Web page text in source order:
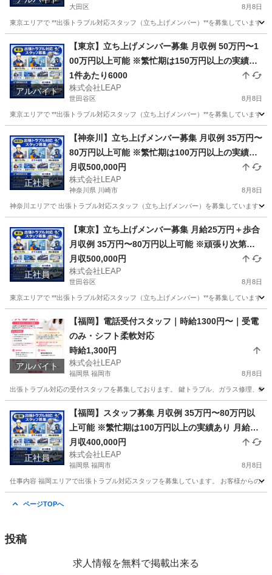
大田区 8月8日
東京エリアで **出張トラブル対応スタッフ（立ち上げメンバー）**を募集しています
その他 スタッフ
アルバイト
【東京】立ち上げメンバー募集 月収例 50万円〜1
00万円以上可能 ※繁忙期は150万円以上の実績あ
り 完全出来高制 1件あたり平均6000円 1日2〜7件
程度の対応 日収目安：12000円〜42000円
1件あたり6000
株式会社LEAP
世田谷区 8月8日
東京エリアで **出張トラブル対応スタッフ（立ち上げメンバー）**を募集しています
その他 スタッフ
正社員
【神奈川】立ち上げメンバー募集 月収例 35万円〜
80万円以上可能 ※繁忙期は100万円以上の実績あ
り 月給25万円＋歩合 頑張り次第で高収入も可能
月収500,000円
株式会社LEAP
神奈川県 川崎市 8月8日
神奈川エリアで 出張トラブル対応スタッフ（立ち上げメンバー）を募集しています
その他 トラブル
正社員
【東京】立ち上げメンバー募集 月給25万円＋歩合
月収例 35万円〜80万円以上可能 ※頑張り次第で
高収入可能 ※繁忙期は100万円以上の実績あり
月収500,000円
株式会社LEAP
世田谷区 8月8日
東京エリアで **出張トラブル対応スタッフ（立ち上げメンバー）**を募集しています
その他 トラブル
アルバイト
【福岡】電話受付スタッフ｜時給1300円〜｜受電
のみ・シフト柔軟対応
時給1,300円
株式会社LEAP
福岡県 福岡市 8月8日
出張トラブル対応の受付スタッフを募集しております。 鍵トラブル、ガラス修理、
その他 スタッフ
正社員
【福岡】スタッフ募集 月収例 35万円〜80万円以
上可能 ※繁忙期は100万円以上の実績あり 月給25
万円＋歩合 頑張り次第で高収入も可能
月収400,000円
株式会社LEAP
福岡県 福岡市 8月8日
仕事内容 福岡エリアで出張トラブル対応スタッフを募集しています。 お客様からの
ページTOPへ
投稿
求人情報を無料で掲載出来る